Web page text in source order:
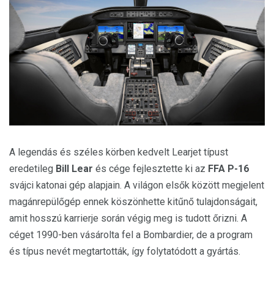
A legendás és széles körben kedvelt Learjet típust
eredetileg Bill Lear és cége fejlesztette ki az FFA P-16
svájci katonai gép alapjain. A világon elsők között megjelent
magánrepülőgép ennek köszönhette kitűnő tulajdonságait,
amit hosszú karrierje során végig meg is tudott őrizni. A
céget 1990-ben vásárolta fel a Bombardier, de a program
és típus nevét megtartották, így folytatódott a gyártás.